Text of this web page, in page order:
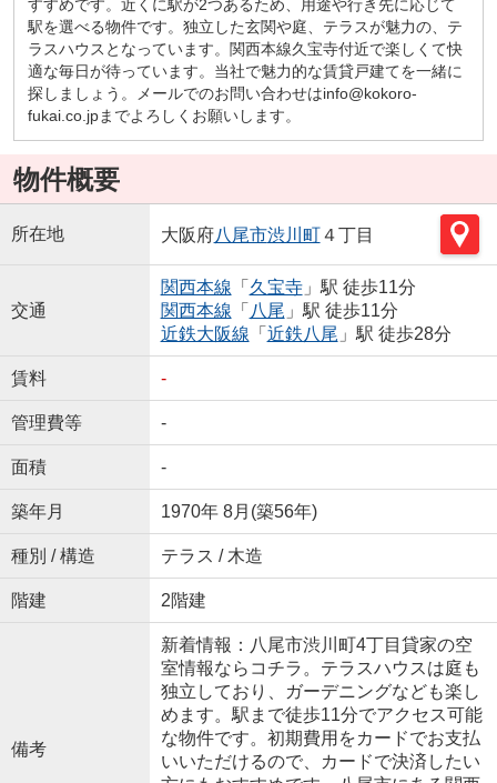
すすめです。近くに駅が2つあるため、用途や行き先に応じて
駅を選べる物件です。独立した玄関や庭、テラスが魅力の、テ
ラスハウスとなっています。関西本線久宝寺付近で楽しくて快
適な毎日が待っています。当社で魅力的な賃貸戸建てを一緒に
探しましょう。メールでのお問い合わせはinfo@kokoro-
fukai.co.jpまでよろしくお願いします。
物件概要
所在地 大阪府八尾市渋川町４丁目
交通
関西本線 「 久宝寺」駅 徒歩11分
関西本線 「 八尾 」駅 徒歩11分
近鉄大阪線 「 近鉄八尾 」駅 徒歩28分
賃料 -
管理費等 -
面積 -
築年月 1970年 8月(築56年)
種別 / 構造 テラス / 木造
階建 2階建
備考
新着情報：八尾市渋川町4丁目貸家の空
室情報ならコチラ。テラスハウスは庭も
独立しており、ガーデニングなども楽し
めます。駅まで徒歩11分でアクセス可能
な物件です。初期費用をカードでお支払
いいただけるので、カードで決済したい